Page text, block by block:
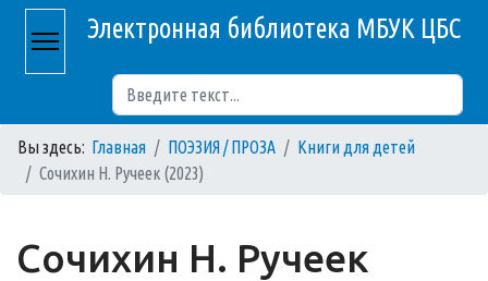
Электронная библиотека МБУК ЦБС
Вы здесь: Главная ПОЭЗИЯ / ПРОЗА
Книги для детей
Сочихин Н. Ручеек (2023)
Сочихин Н. Ручеек